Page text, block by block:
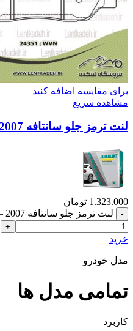
برای مقایسه اضافه کنید
مشاهده سریع
لنت ترمز جلو سانتافه 2007 – جهان لنت صادراتی
1.323.000 تومان
لنت ترمز جلو سانتافه 2007 – جهان لنت صادراتی عدد
خرید
مدل خودرو
تمامی مدل ها
کاربرد